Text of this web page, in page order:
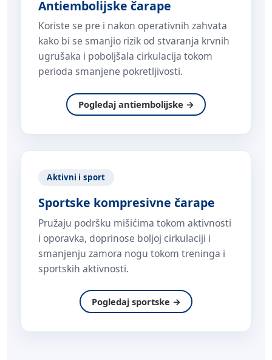
Antiembolijske čarape
Koriste se pre i nakon operativnih zahvata
kako bi se smanjio rizik od stvaranja krvnih
ugrušaka i poboljšala cirkulacija tokom
perioda smanjene pokretljivosti.
Pogledaj antiembolijske →
Aktivni i sport
Sportske kompresivne čarape
Pružaju podršku mišićima tokom aktivnosti
i oporavka, doprinose boljoj cirkulaciji i
smanjenju zamora nogu tokom treninga i
sportskih aktivnosti.
Pogledaj sportske →